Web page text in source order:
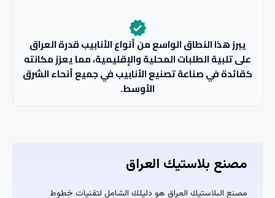
verified
يبرز هذا النطاق الواسع من أنواع الأنابيب قدرة العراق
على تلبية الطلبات المحلية والإقليمية، مما يعزز مكانته
كقائدة في صناعة تصنيع الأنابيب في جميع أنحاء الشرق
الأوسط.
مصنع بلاستيك العراق
مصنع البلاستيك العراق هو دليلك الشامل لتقنيات خطوط